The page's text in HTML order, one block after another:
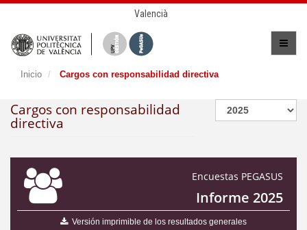
Valencià
Inicio Cargos con responsabilidad directiva
Cargos con responsabilidad
directiva
Encuestas PEGASUS
Informe 2025
Versión imprimible de los resultados generales